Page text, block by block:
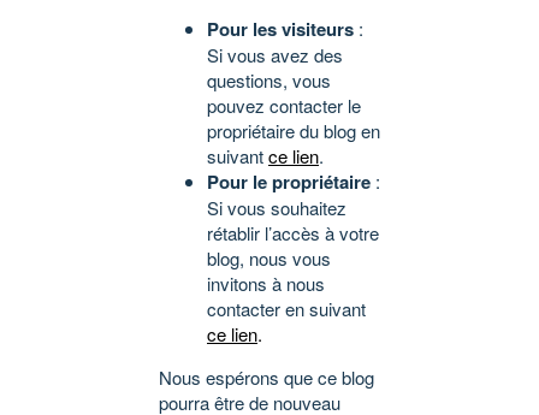
Pour les visiteurs :
Si vous avez des
questions, vous
pouvez contacter le
propriétaire du blog en
suivantce lien.
Pour le propriétaire :
Si vous souhaitez
rétablir l’accès à votre
blog, nous vous
invitons à nous
contacter en suivant
ce lien.
Nous espérons que ce blog
pourra être de nouveau